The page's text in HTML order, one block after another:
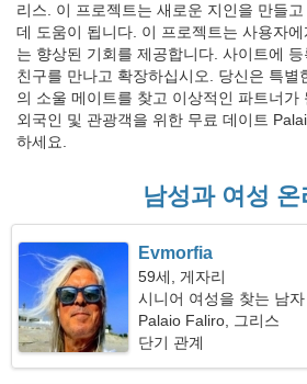
리스. 이 프로젝트는 새로운 지인을 만들
데 도움이 됩니다. 이 프로젝트는 사용자
는 향상된 기회를 제공합니다. 사이트에
친구를 만나고 확장하십시오. 당신은 특별
의 소울 메이트를 찾고 이상적인 파트너가
외국인 및 관광객을 위한 무료 데이트
하세요.
남성과 여성 온
Evmorfia
59세, 게자리
시니어 여성을 찾는 남자
Palaio Faliro, 그리스
단기 관계